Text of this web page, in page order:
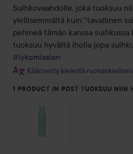
/
5
Suihkovaahdolle, joka tuoksuu
ylellisemmältä kuin "tavallinen
pehmeä tämän kanssa
#lykomission
Käännetty kielestä ruotsinkielinen
1 PRODUCT IN POST TUOKSUU NIIN